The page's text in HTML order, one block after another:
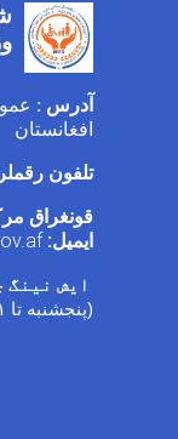
آدرس :
تلفون
قونغراق
ایمیل: info@mmd.gov.af
ایش نینگ
(پنجشنبه تا